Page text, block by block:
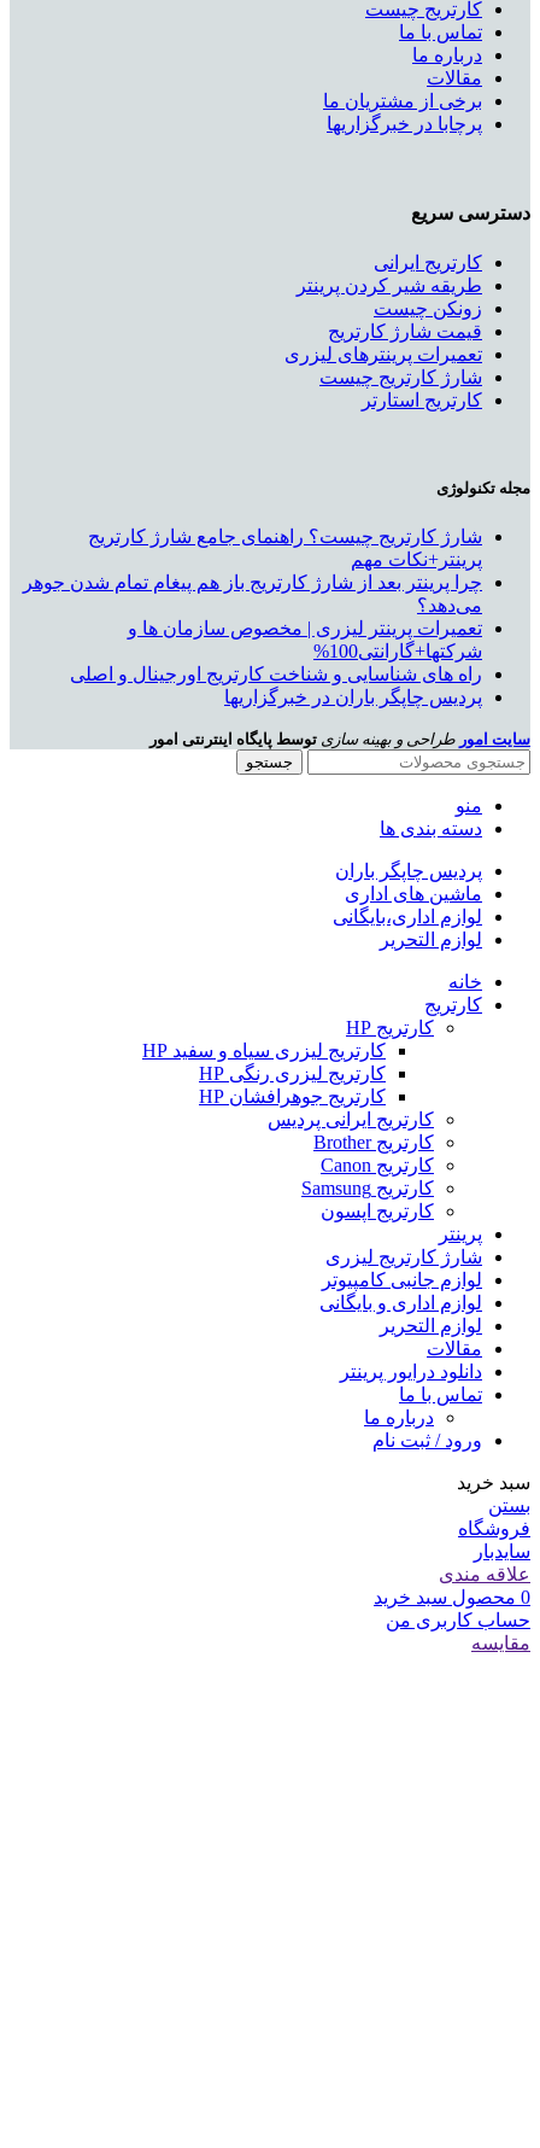
کارتریج چیست
تماس با ما
درباره ما
مقالات
برخی از مشتریان ما
پرچابا در خبرگزاریها
دسترسی سریع
کارتریج ایرانی
طریقه شیر کردن پرینتر
زونکن چیست
قیمت شارژ کارتریج
تعمیرات پرینترهای لیزری
شارژ کارتریج چیست
کارتریج استارتر
مجله تکنولوژی
شارژ کارتریج چیست؟ راهنمای جامع شارژ کارتریج
پرینتر+نکات مهم
چرا پرینتر بعد از شارژ کارتریج باز هم پیغام تمام شدن جوهر
می‌دهد؟
تعمیرات پرینتر لیزری | مخصوص سازمان ها و
شرکتها+گارانتی100%
راه های شناسایی و شناخت کارتریج اورجینال و اصلی
پردیس چاپگر باران در خبرگزاریها
سایت امور طراحی و بهینه سازی توسط پایگاه اینترنتی امور
جستجو
منو
دسته بندی ها
پردیس چاپگر باران
ماشین های اداری
لوازم اداری،بایگانی
لوازم التحریر
خانه
کارتریج
کارتریج HP
کارتریج لیزری سیاه و سفید HP
کارتریج لیزری رنگی HP
کارتریج جوهرافشان HP
کارتریج ایرانی پردیس
کارتریج Brother
کارتریج Canon
کارتریج Samsung
کارتریج اپسون
پرینتر
شارژ کارتریج لیزری
لوازم جانبی کامپیوتر
لوازم اداری و بایگانی
لوازم التحریر
مقالات
دانلود درایور پرینتر
تماس با ما
درباره ما
ورود / ثبت نام
سبد خرید
بستن
فروشگاه
سایدبار
علاقه مندی
0 محصول سبد خرید
حساب کاربری من
مقایسه